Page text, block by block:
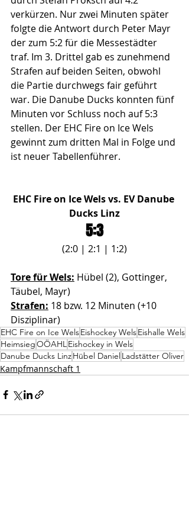
verkürzen. Nur zwei Minuten später
folgte die Antwort durch Peter Mayr
der zum 5:2 für die Messestädter
traf. Im 3. Drittel gab es zunehmend
Strafen auf beiden Seiten, obwohl
die Partie durchwegs fair geführt
war. Die Danube Ducks konnten fünf
Minuten vor Schluss noch auf 5:3
stellen. Der EHC Fire on Ice Wels
gewinnt zum dritten Mal in Folge und
ist neuer Tabellenführer.
EHC Fire on Ice Wels vs. EV Danube
Ducks Linz
5:3
(2:0 | 2:1 | 1:2)
Tore für Wels: Hübel (2), Gottinger,
Täubel, Mayr)
Strafen: 18 bzw. 12 Minuten (+10
Disziplinar)
EHC Fire on Ice WelsEishockey WelsEishalle Wels
HeimsiegOÖAHLEishockey in Wels
Danube Ducks LinzHübel DanielLadstätter Oliver
Kampfmannschaft 1